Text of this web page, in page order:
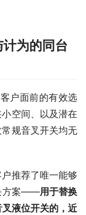
为的同台
户面前的有效选
空间、以及潜在
规音叉开关均无
推荐了唯一能够
方案——用于替换
液位开关的，近